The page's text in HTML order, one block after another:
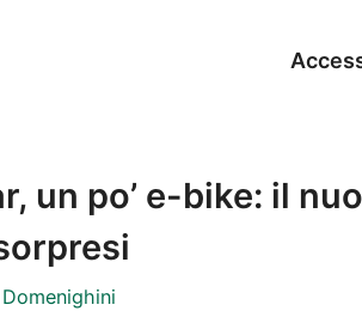
un po’ e-bike: il